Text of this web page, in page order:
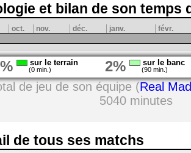
et bilan de son temps
oct. nov. déc. janv. févr.
sur le terrain
(0 min.) 2% sur le banc
(90 min.)
de jeu de son équipe (Real
5040 minutes
de tous ses matchs